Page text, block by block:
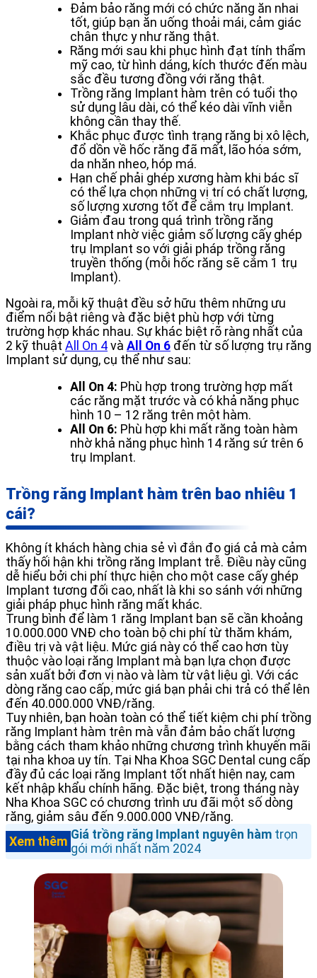
Đảm bảo răng mới có chức năng ăn nhai
tốt, giúp bạn ăn uống thoải mái, cảm giác
chân thực y như răng thật.
Răng mới sau khi phục hình đạt tính thẩm
mỹ cao, từ hình dáng, kích thước đến màu
sắc đều tương đồng với răng thật.
Trồng răng Implant hàm trên có tuổi thọ
sử dụng lâu dài, có thể kéo dài vĩnh viễn
không cần thay thế.
Khắc phục được tình trạng răng bị xô lệch,
đổ dồn về hốc răng đã mất, lão hóa sớm,
da nhăn nheo, hóp má.
Hạn chế phải ghép xương hàm khi bác sĩ
có thể lựa chọn những vị trí có chất lượng,
số lượng xương tốt để cắm trụ Implant.
Giảm đau trong quá trình trồng răng
Implant nhờ việc giảm số lượng cấy ghép
trụ Implant so với giải pháp trồng răng
truyền thống (mỗi hốc răng sẽ cắm 1 trụ
Implant).
Ngoài ra, mỗi kỹ thuật đều sở hữu thêm những ưu
điểm nổi bật riêng và đặc biệt phù hợp với từng
trường hợp khác nhau. Sự khác biệt rõ ràng nhất của
2 kỹ thuật All On 4 và All On 6 đến từ số lượng trụ răng
Implant sử dụng, cụ thể như sau:
All On 4: Phù hợp trong trường hợp mất
các răng mặt trước và có khả năng phục
hình 10 – 12 răng trên một hàm.
All On 6: Phù hợp khi mất răng toàn hàm
nhờ khả năng phục hình 14 răng sứ trên 6
trụ Implant.
Trồng răng Implant hàm trên bao nhiêu 1
cái?
Không ít khách hàng chia sẻ vì đắn đo giá cả mà cảm
thấy hối hận khi trồng răng Implant trễ. Điều này cũng
dễ hiểu bởi chi phí thực hiện cho một case cấy ghép
Implant tương đối cao, nhất là khi so sánh với những
giải pháp phục hình răng mất khác.
Trung bình để làm 1 răng Implant bạn sẽ cần khoảng
10.000.000 VNĐ cho toàn bộ chi phí từ thăm khám,
điều trị và vật liệu. Mức giá này có thể cao hơn tùy
thuộc vào loại răng Implant mà bạn lựa chọn được
sản xuất bởi đơn vị nào và làm từ vật liệu gì. Với các
dòng răng cao cấp, mức giá bạn phải chi trả có thể lên
đến 40.000.000 VNĐ/răng.
Tuy nhiên, bạn hoàn toàn có thể tiết kiệm chi phí trồng
răng Implant hàm trên mà vẫn đảm bảo chất lượng
bằng cách tham khảo những chương trình khuyến mãi
tại nha khoa uy tín. Tại Nha Khoa SGC Dental cung cấp
đầy đủ các loại răng Implant tốt nhất hiện nay, cam
kết nhập khẩu chính hãng. Đặc biệt, trong tháng này
Nha Khoa SGC có chương trình ưu đãi một số dòng
răng, giảm sâu đến 9.000.000 VNĐ/răng.
Xem thêm Giá trồng răng Implant nguyên hàm trọn
gói mới nhất năm 2024